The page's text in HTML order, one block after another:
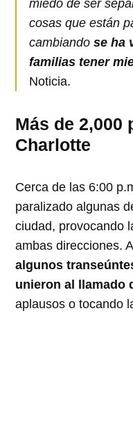
miedo de ser
cosas que están
cambiandose ha
familias tener
Noticia.
Más de 2,000
Charlotte
Cerca de las 6:00
paralizado algunas
ciudad, provocando
ambas direcciones.
algunos
unieron al llamado
aplausos o tocando